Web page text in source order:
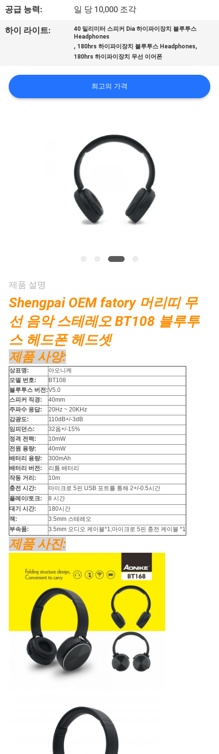
품
리
을
요
구
하
세
요
사
이
트
맵
PRIVACY
POLICY
공급 능력: 일 당 10,000 조각
하이 라이트:
40 밀리미터 스피커 Dia 하이파이장치 블루투스
Headphones
, 180hrs 하이파이장치 블루투스 Headphones,
180hrs 하이파이장치 무선 이어폰
최고의 가격
제품 설명
Shengpai OEM fatory 머리띠 무
선 음악 스테레오 BT108 블루투
스 헤드폰 헤드셋
제품 사양:
상표명:
아오니케
모델 번호:
BT108
블루투스 버전:V5.0
스피커 직경:
40mm
주파수 응답:
20Hz ~ 20KHz
감광도:
110dB+/-3dB
임피던스:
32옴+/-15%
정격 전력:
10mW
전원 용량:
40mW
배터리 용량:
300mAh
배터리 버전:
리튬 배터리
작동 거리:
10m
충전 시간:
마이크로 5핀 USB 포트를 통해 2+/-0.5시간
플레이/토크:
8 시간
대기 시간:
180시간
잭:
3.5mm 스테레오
부속품:
3.5mm 오디오 케이블*1;마이크로 5핀 충전 케이블 *1
제품 사진: